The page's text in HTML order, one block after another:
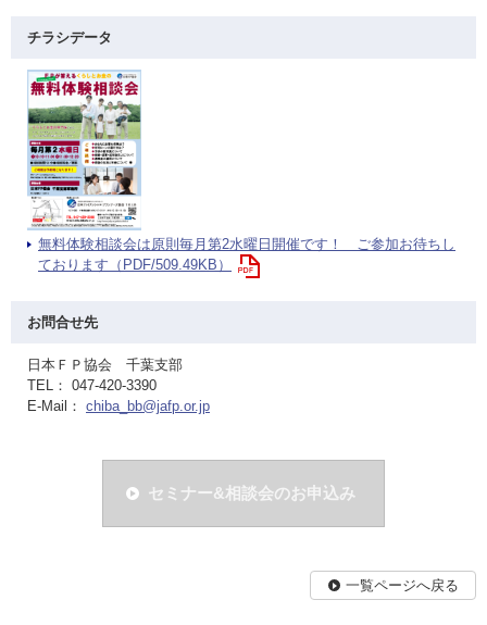
チラシデータ
無料体験相談会は原則毎月第2水曜日開催です！ ご参加お待ちし
ております（PDF/509.49KB）
お問合せ先
日本ＦＰ協会 千葉支部
TEL： 047-420-3390
E-Mail： chiba_bb@jafp.or.jp
セミナー&相談会のお申込み
一覧ページへ戻る